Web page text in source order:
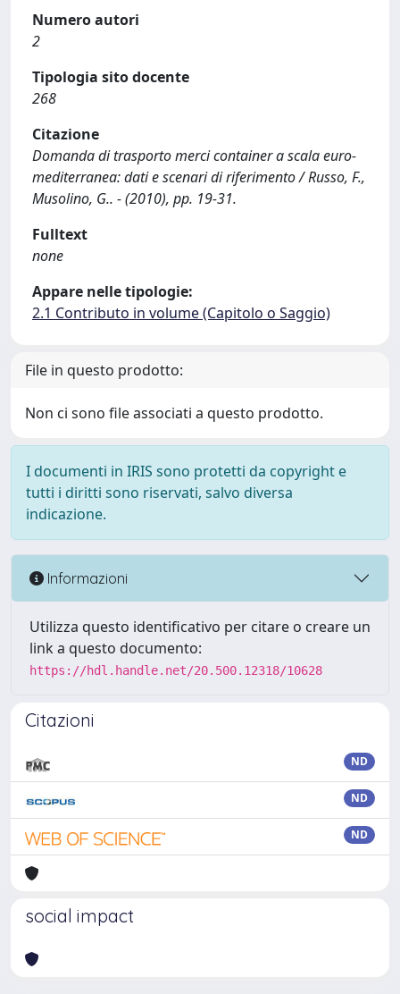
Numero autori
2
Tipologia sito docente
268
Citazione
Domanda di trasporto merci container a scala euro-
mediterranea: dati e scenari di riferimento / Russo, F.,
Musolino, G.. - (2010), pp. 19-31.
Fulltext
none
Appare nelle tipologie:
2.1 Contributo in volume (Capitolo o Saggio)
File in questo prodotto:
Non ci sono file associati a questo prodotto.
I documenti in IRIS sono protetti da copyright e
tutti i diritti sono riservati, salvo diversa
indicazione.
Informazioni
Utilizza questo identificativo per citare o creare un
link a questo documento:
https://hdl.handle.net/20.500.12318/10628
Citazioni
ND
ND
ND
social impact